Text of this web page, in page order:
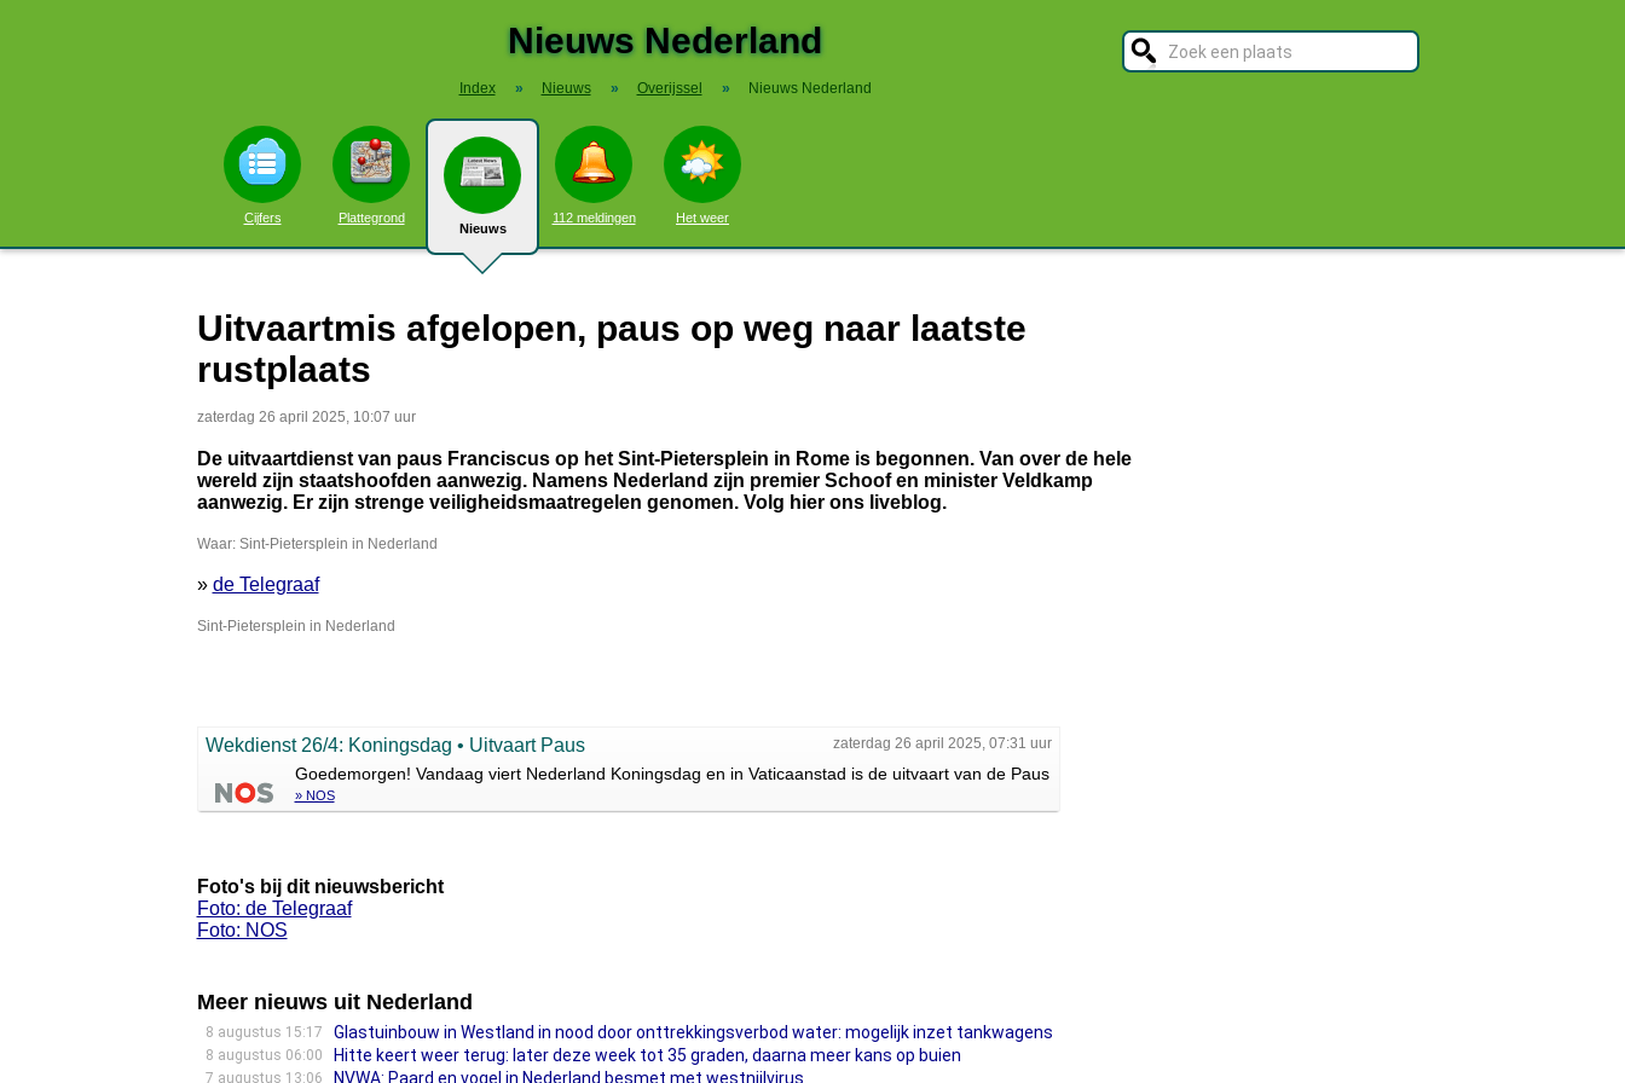
Nieuws Nederland
Index » Nieuws » Overijssel » Nieuws Nederland
Cijfers Plattegrond
Nieuws
112 meldingen Het weer
Uitvaartmis afgelopen, paus op weg naar laatste
rustplaats
zaterdag 26 april 2025, 10:07 uur
De uitvaartdienst van paus Franciscus op het Sint-Pietersplein in Rome is begonnen. Van over de hele
wereld zijn staatshoofden aanwezig. Namens Nederland zijn premier Schoof en minister Veldkamp
aanwezig. Er zijn strenge veiligheidsmaatregelen genomen. Volg hier ons liveblog.
Waar: Sint-Pietersplein in Nederland
» de Telegraaf
Sint-Pietersplein in Nederland
zaterdag 26 april 2025, 07:31 uur
Wekdienst 26/4: Koningsdag • Uitvaart Paus
Goedemorgen! Vandaag viert Nederland Koningsdag en in Vaticaanstad is de uitvaart van de Paus
» NOS
Foto's bij dit nieuwsbericht
Foto: de Telegraaf
Foto: NOS
Meer nieuws uit Nederland
8 augustus 15:17 Glastuinbouw in Westland in nood door onttrekkingsverbod water: mogelijk inzet tankwagens
8 augustus 06:00 Hitte keert weer terug: later deze week tot 35 graden, daarna meer kans op buien
7 augustus 13:06 NVWA: Paard en vogel in Nederland besmet met westnijlvirus